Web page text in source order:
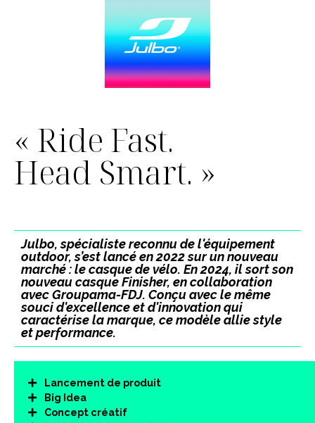
« Ride Fast.
Head Smart. »
Julbo, spécialiste reconnu de l'équipement
outdoor, s’est lancé en 2022 sur un nouveau
marché : le casque de vélo. En 2024, il sort son
nouveau casque Finisher, en collaboration
avec Groupama-FDJ. Conçu avec le même
souci d'excellence et d'innovation qui
caractérise la marque, ce modèle allie style
et performance.
Lancement de produit
Big Idea
Concept créatif